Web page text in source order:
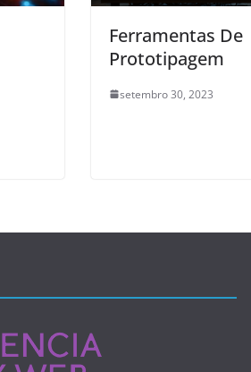
Ferramentas De
Prototipagem
setembro 30, 2023